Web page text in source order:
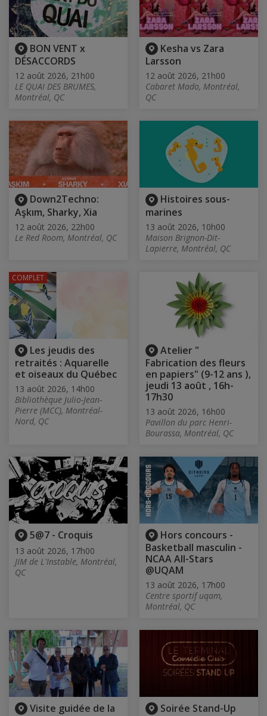
BON VENT x
DÉSACCORDS
12 août 2026, 21h00
LE QUAI DES BRUMES,
Montréal, QC
Kesha vs Zara
Larsson
12 août 2026, 21h00
Cabaret Mado, Montréal,
QC
Down2Techno:
Aşkım, Sharky, Xia
12 août 2026, 22h00
Le Red Room, Montréal, QC
Histoires sous-
marines
13 août 2026, 10h00
Maison Brignon-Dit-
Lapierre, Montréal, QC
Les jeudis des
retraités : Aquarelle
et oiseaux du Québec
13 août 2026, 14h00
Bibliothèque Julio-Jean-
Pierre (MCC), Montréal-
Nord, QC
COMPLET
Atelier "
Fabrication des fleurs
en papiers" (9-12 ans ),
jeudi 13 août , 16h-
17h30
13 août 2026, 16h00
Pavillon du parc Henri-
Bourassa, Montréal, QC
5@7 - Croquis
13 août 2026, 17h00
JIM de L'Instable, Montréal,
QC
Hors concours -
Basketball masculin -
NCAA All-Stars
@UQAM
13 août 2026, 17h00
Centre sportif uqam,
Montréal, QC
Visite guidée de la
Soirée Stand-Up